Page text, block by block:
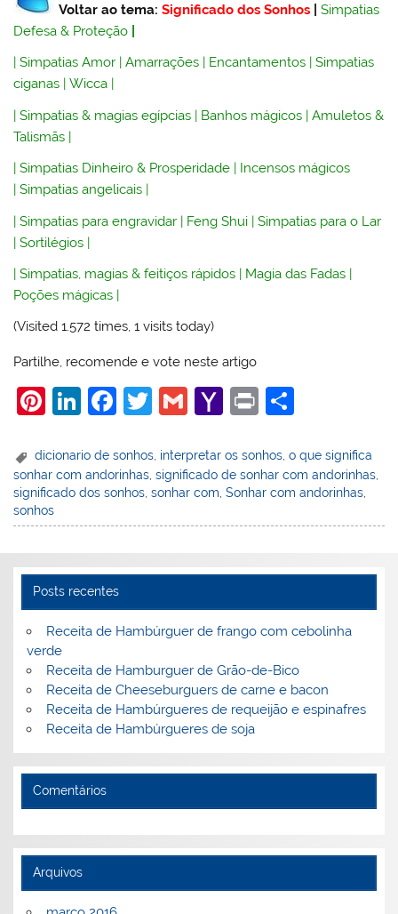
Voltar ao tema:Significado dos Sonhos |Simpatias
Defesa & Proteção
|Simpatias Amor |Amarrações Encantamentos |Simpatias
ciganas |Wicca
|Simpatias & magias egípcias | Banhos mágicos |Amuletos &
Talismãs |
|Simpatias Dinheiro & Prosperidade | Incensos mágicos
|Simpatias angelicais |
|Simpatias para engravidar | Feng Shui |Simpatias para o Lar
|Sortilégios |
|Simpatias, magias & feitiços rápidos | Magia das Fadas |
Poções mágicas |
(Visited 1.572 times, 1 visits today)
Partilhe, recomende e vote neste artigo
Pi
er
e
st
Li
k
e
F
c
e
o
k
T
itt
er
G
ai
l
Y
h
o
ai
Pr
t
ar
e
dicionario de sonhos interpretar os sonhos ,o que significa
sonhar com andorinhas ,significado de sonhar com andorinhas
significado dos sonhos ,sonhar com ,Sonhar com andorinhas
sonhos
Posts recentes
Receita de Hambúrguer de frango com cebolinha
verde
Receita de Hamburguer de Grão-de-Bico
Receita de Cheeseburguers de carne e bacon
Receita de Hambúrgueres de requeijão e espinafres
Receita de Hambúrgueres de soja
Comentários
Arquivos